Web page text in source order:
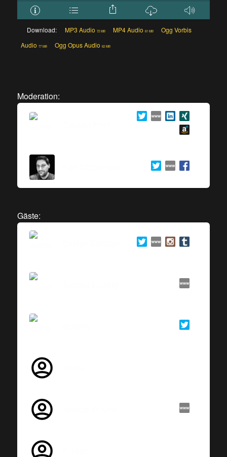
Download: MP3 Audio 72 MB MP4 Audio 61 MB
Ogg Vorbis
Audio 77 MB Ogg Opus Audio 62 MB
Moderation:
Gäste: